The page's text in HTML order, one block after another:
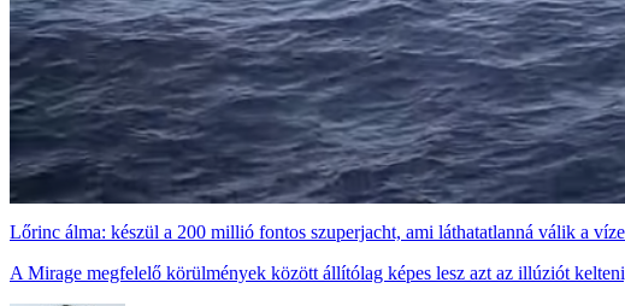
Lőrinc álma: készül a 200 millió fontos szuperjacht, ami láthatatlanná válik a
A Mirage megfelelő körülmények között állítólag képes lesz azt az illúziót